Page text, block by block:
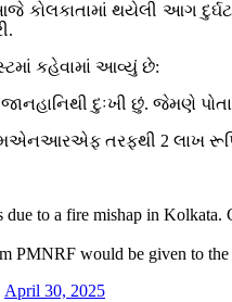
કોલકાતામાં થયેલી આગ
કહેવામાં આવ્યું છે:
દુઃખી છું. જેમણે
તરફથી 2 લાખ
to a fire mishap in
PMNRF would be given to
April 30, 2025